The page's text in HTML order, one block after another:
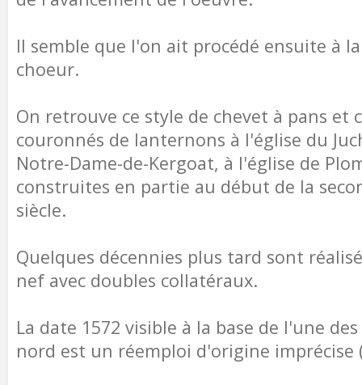
Il semble que l'on ait procédé ensuite à
choeur.
On retrouve ce style de chevet à pans et
couronnés de lanternons à l'église du
Notre-Dame-de-Kergoat, à l'église de
construites en partie au début de la
siècle.
Quelques décennies plus tard sont
nef avec doubles collatéraux.
La date 1572 visible à la base de l'une
nord est un réemploi d'origine imprécise